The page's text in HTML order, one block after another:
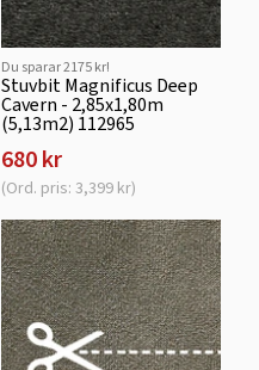
Du sparar 2175 kr!
Stuvbit Magnificus Deep
Cavern - 2,85x1,80m
(5,13m2) 112965
680 kr
(Ord. pris: 3,399 kr)